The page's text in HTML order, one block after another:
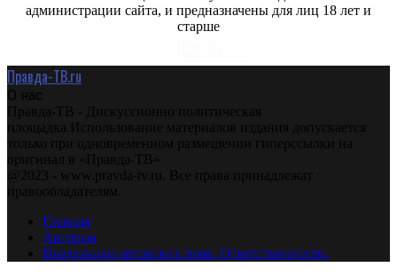
администрации сайта, и предназначены для лиц 18 лет и
старше
Правда-ТВ.ru
О нас
Правда-ТВ - Дискуссионно политическая
площадка.Использование материалов издания допускается
только при одновременном размещении гиперссылки на
оригинал в «Правда-ТВ»
@2023 - www.pravda-tv.ru. Все права принадлежат
правообладателям.
Главная
Авторам
Владельцам авторских прав. Ответственности.